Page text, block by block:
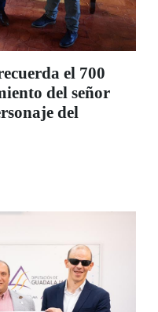
el 700
del señor
del